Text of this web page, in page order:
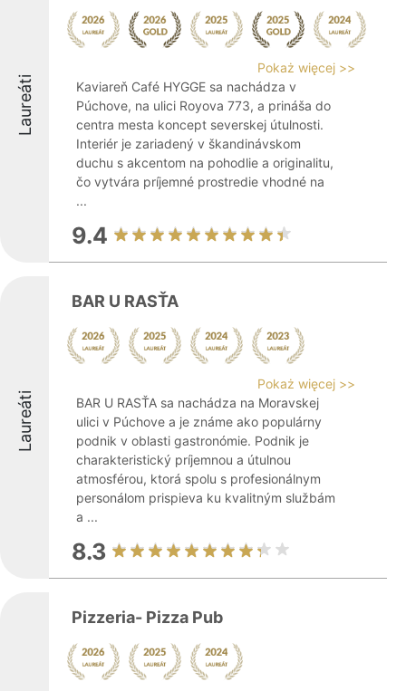
Laureáti
Pokaż więcej >>
Kaviareň Café HYGGE sa nachádza v
Púchove, na ulici Royova 773, a prináša do
centra mesta koncept severskej útulnosti.
Interiér je zariadený v škandinávskom
duchu s akcentom na pohodlie a originalitu,
čo vytvára príjemné prostredie vhodné na
...
9.4
Laureáti
BAR U RASŤA
Pokaż więcej >>
BAR U RASŤA sa nachádza na Moravskej
ulici v Púchove a je známe ako populárny
podnik v oblasti gastronómie. Podnik je
charakteristický príjemnou a útulnou
atmosférou, ktorá spolu s profesionálnym
personálom prispieva ku kvalitným službám
a ...
8.3
Pizzeria- Pizza Pub